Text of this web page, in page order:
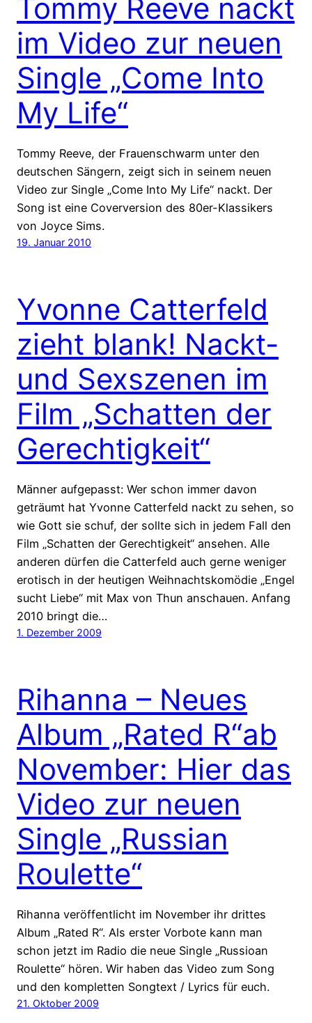
Tommy Reeve nackt
im Video zur neuen
Single „Come Into
My Life“
Tommy Reeve, der Frauenschwarm unter den
deutschen Sängern, zeigt sich in seinem neuen
Video zur Single „Come Into My Life“ nackt. Der
Song ist eine Coverversion des 80er-Klassikers
von Joyce Sims.
19. Januar 2010
Yvonne Catterfeld
zieht blank! Nackt-
und Sexszenen im
Film „Schatten der
Gerechtigkeit“
Männer aufgepasst: Wer schon immer davon
geträumt hat Yvonne Catterfeld nackt zu sehen, so
wie Gott sie schuf, der sollte sich in jedem Fall den
Film „Schatten der Gerechtigkeit“ ansehen. Alle
anderen dürfen die Catterfeld auch gerne weniger
erotisch in der heutigen Weihnachtskomödie „Engel
sucht Liebe“ mit Max von Thun anschauen. Anfang
2010 bringt die…
1. Dezember 2009
Rihanna – Neues
Album „Rated R“ab
November: Hier das
Video zur neuen
Single „Russian
Roulette“
Rihanna veröffentlicht im November ihr drittes
Album „Rated R“. Als erster Vorbote kann man
schon jetzt im Radio die neue Single „Russioan
Roulette“ hören. Wir haben das Video zum Song
und den kompletten Songtext / Lyrics für euch.
21. Oktober 2009